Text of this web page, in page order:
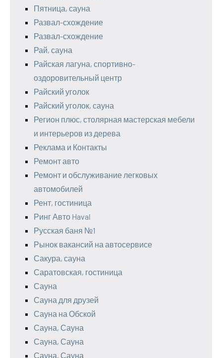
Пятница, сауна
Развал-схождение
Развал-схождение
Рай, сауна
Райская лагуна, спортивно-
оздоровительный центр
Райский уголок
Райский уголок, сауна
Регион плюс, столярная мастерская мебели
и интерьеров из дерева
Реклама и Контакты
Ремонт авто
Ремонт и обслуживание легковых
автомобилей
Рент, гостиница
Ринг Авто Haval
Русская баня №1
Рынок вакансий на автосервисе
Сакура, сауна
Саратовская, гостиница
Сауна
Сауна для друзей
Сауна на Обской
Сауна, Сауна
Сауна, Сауна
Сауна, Сауна